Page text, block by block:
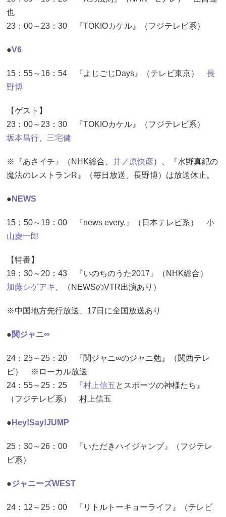
也
23：00～23：30 『TOKIOカケル』（フジテレビ系）
●V6
15：55～16：54 『よじごじDays』（テレビ東京） 長
野博
【ゲスト】
23：00～23：30 『TOKIOカケル』（フジテレビ系）
坂本昌行
三宅健
※『あさイチ』（NHK総合、 井ノ原快彦）、『水野真紀の
魔法のレストランR』（毎日放送、長野博）は放送休止。
● NEWS
15：50～19：00 『news every.』（日本テレビ系） 小
山慶一郎
【特番】
19：30～20：43 『いのちのうた2017』（NHK総合）
加藤シゲアキ
、（NEWSのVTR出演あり）
※中国地方先行放送、17日に全国放送あり
●関ジャニ∞
24：25～25：20 『関ジャニ∞のジャニ勉』（関西テレ
ビ） ※ローカル放送
24：55～25：25 『村上信五とスポーツの神様たち』
（フジテレビ系） 村上信五
● Hey!Say!JUMP
25：30～26：00 『いただきハイジャンプ』（フジテレ
ビ系）
●ジャニーズWEST
24：12～25：00 『リトルトーキョーライフ』（テレビ